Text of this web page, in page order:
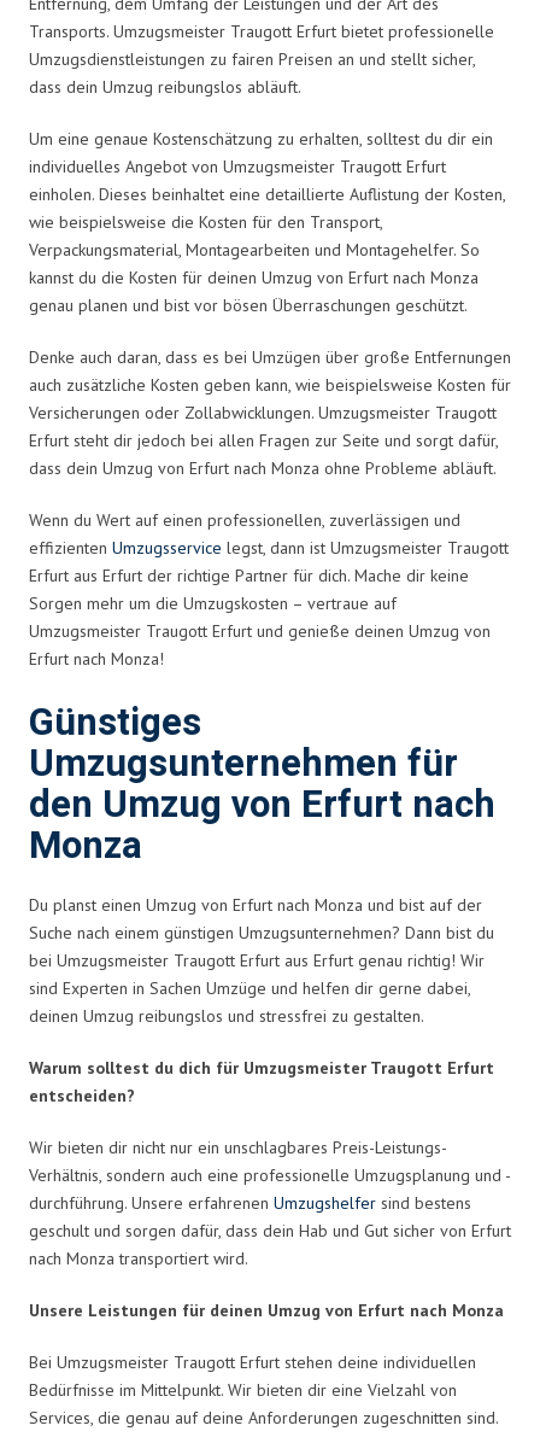
Transports. Umzugsmeister Traugott Erfurt bietet professionelle
Umzugsdienstleistungen zu fairen Preisen an und stellt sicher,
dass dein Umzug reibungslos abläuft.
Um eine genaue Kostenschätzung zu erhalten, solltest du dir ein
individuelles Angebot von Umzugsmeister Traugott Erfurt
einholen. Dieses beinhaltet eine detaillierte Auflistung der Kosten,
wie beispielsweise die Kosten für den Transport,
Verpackungsmaterial, Montagearbeiten und Montagehelfer. So
kannst du die Kosten für deinen Umzug von Erfurt nach Monza
genau planen und bist vor bösen Überraschungen geschützt.
Denke auch daran, dass es bei Umzügen über große Entfernungen
auch zusätzliche Kosten geben kann, wie beispielsweise Kosten für
Versicherungen oder Zollabwicklungen. Umzugsmeister Traugott
Erfurt steht dir jedoch bei allen Fragen zur Seite und sorgt dafür,
dass dein Umzug von Erfurt nach Monza ohne Probleme abläuft.
Wenn du Wert auf einen professionellen, zuverlässigen und
effizienten Umzugsservice legst, dann ist Umzugsmeister Traugott
Erfurt aus Erfurt der richtige Partner für dich. Mache dir keine
Sorgen mehr um die Umzugskosten – vertraue auf
Umzugsmeister Traugott Erfurt und genieße deinen Umzug von
Erfurt nach Monza!
Günstiges
Umzugsunternehmen für
den Umzug von Erfurt nach
Monza
Du planst einen Umzug von Erfurt nach Monza und bist auf der
Suche nach einem günstigen Umzugsunternehmen? Dann bist du
bei Umzugsmeister Traugott Erfurt aus Erfurt genau richtig! Wir
sind Experten in Sachen Umzüge und helfen dir gerne dabei,
deinen Umzug reibungslos und stressfrei zu gestalten.
Warum solltest du dich für Umzugsmeister Traugott Erfurt
entscheiden?
Wir bieten dir nicht nur ein unschlagbares Preis-Leistungs-
Verhältnis, sondern auch eine professionelle Umzugsplanung und -
durchführung. Unsere erfahrenen Umzugshelfer sind bestens
geschult und sorgen dafür, dass dein Hab und Gut sicher von Erfurt
nach Monza transportiert wird.
Unsere Leistungen für deinen Umzug von Erfurt nach Monza
Bei Umzugsmeister Traugott Erfurt stehen deine individuellen
Bedürfnisse im Mittelpunkt. Wir bieten dir eine Vielzahl von
Services, die genau auf deine Anforderungen zugeschnitten sind.